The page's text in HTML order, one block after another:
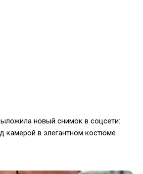
новый снимок в соцсети:
камерой в элегантном костюме